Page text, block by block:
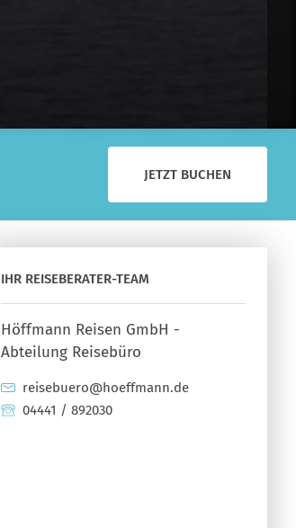
JETZT BUCHEN
IHR REISEBERATER-TEAM
Höffmann Reisen GmbH -
Abteilung Reisebüro
reisebuero@hoeffmann.de
04441 / 892030